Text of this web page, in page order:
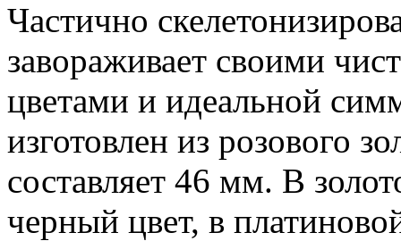
Частично
завораживает своими
цветами и идеальной
изготовлен из розового
составляет 46 мм. В
черный цвет, в